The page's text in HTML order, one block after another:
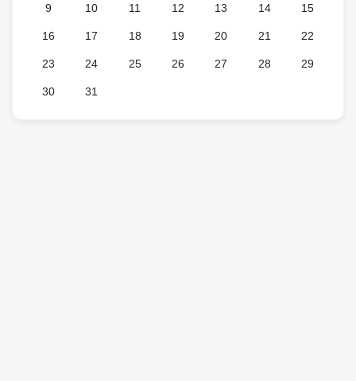
9 10 11 12 13 14 15
16 17 18 19 20 21 22
23 24 25 26 27 28 29
30 31